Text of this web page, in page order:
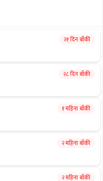
२१ दिन बाँकी
२८ दिन बाँकी
१ महिना बाँकी
२ महिना बाँकी
२ महिना बाँकी